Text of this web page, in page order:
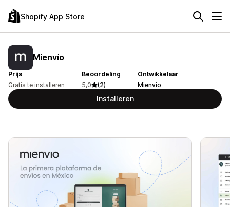
Shopify App Store
Mienvío
Prijs
Gratis te installeren
Beoordeling
5,0
(2)
Ontwikkelaar
Mienvío
Installeren